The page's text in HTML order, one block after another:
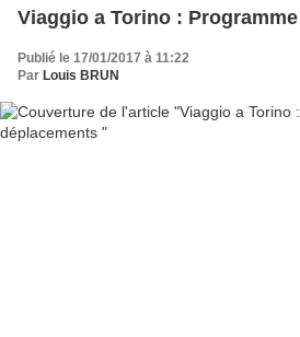
Viaggio a Torino :
Publié le 17/01/2017 à 11:22
Par Louis BRUN